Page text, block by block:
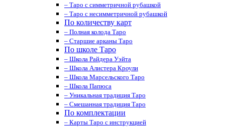
– Таро с симметричной рубашкой
– Таро с несимметричной рубашкой
По количеству карт
– Полная колода Таро
– Старшие арканы Таро
По школе Таро
– Школа Райдера Уэйта
– Школа Алистера Кроули
– Школа Марсельского Таро
– Школа Папюса
– Уникальная традиция Таро
– Смешанная традиция Таро
По комплектации
– Карты Таро с инструкцией